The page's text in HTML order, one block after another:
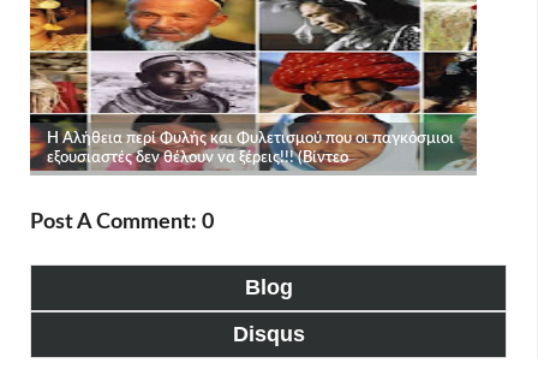
Post A Comment: 0
Blog
Disqus